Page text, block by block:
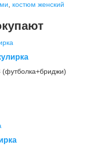
костюм женский